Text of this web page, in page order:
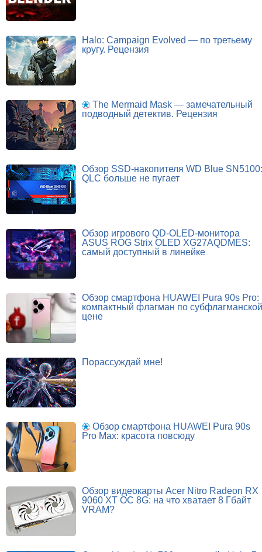
Halo: Campaign Evolved — по третьему
кругу. Рецензия
The Mermaid Mask — замечательный
подводный детектив. Рецензия
Обзор SSD-накопителя WD Blue SN5100:
QLC больше не пугает
Обзор игрового QD-OLED-монитора
ASUS ROG Strix OLED XG27AQDMES:
самый доступный в линейке
Обзор смартфона HUAWEI Pura 90s Pro:
компактный флагман по субфлагманской
цене
Порассуждай мне!
Обзор смартфона HUAWEI Pura 90s
Pro Max: красота повсюду
Обзор видеокарты Acer Nitro Radeon RX
9060 XT OC 8G: на что хватает 8 Гбайт
VRAM?